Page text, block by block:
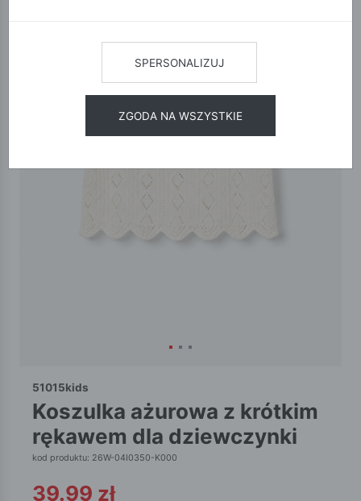
51015kids
koszulka ażurowa z krótkim
rękawem dla dziewczynki
kod produktu: 26W-04I0350-K000
39.99 zł
SPERSONALIZUJ
ZGODA NA WSZYSTKIE